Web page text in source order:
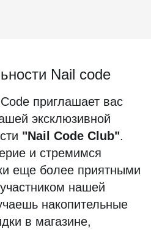
Nail code
приглашает вас
эксклюзивной
"Nail Code Club".
и стремимся
еще более приятными
нашей
накопительные
в магазине,